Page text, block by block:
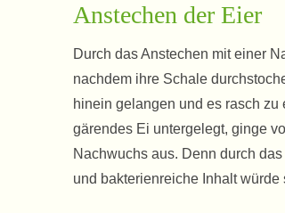
Anstechen der Eier
Durch das Anstechen mit einer
nachdem ihre Schale
hinein gelangen und es rasch
gärendes Ei untergelegt, ginge
Nachwuchs aus. Denn durch
und bakterienreiche Inhalt